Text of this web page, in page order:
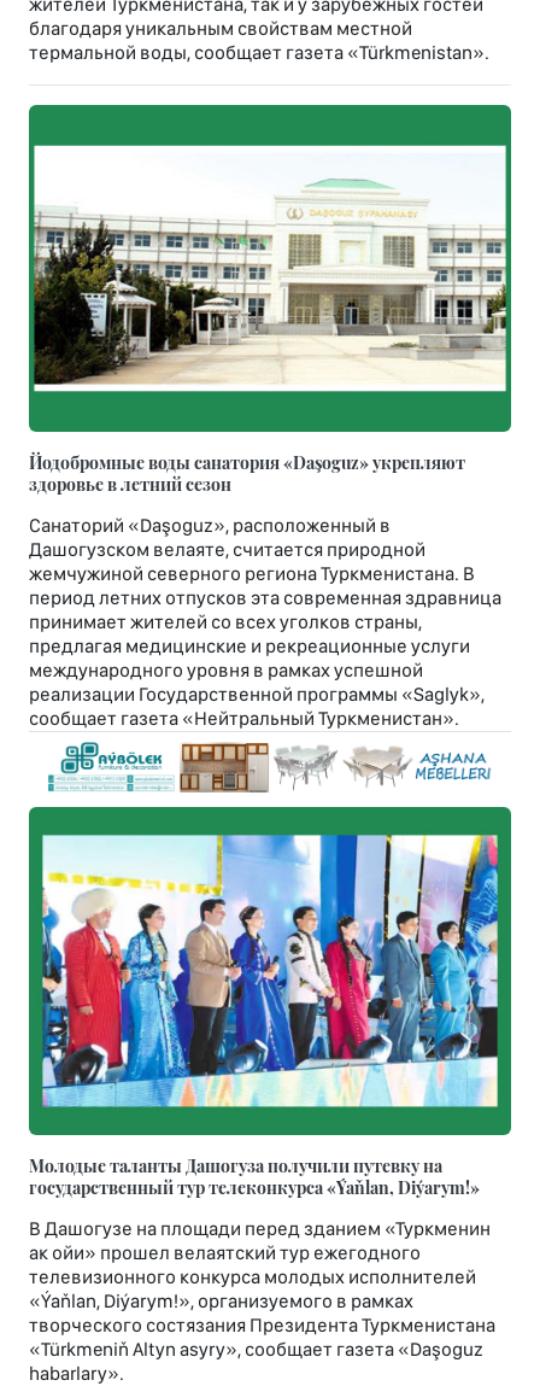
благодаря уникальным свойствам местной
термальной воды, сообщает газета «Türkmenistan».
Йодобромные воды санатория «Daşoguz» укрепляют
здоровье в летний сезон
Санаторий «Daşoguz», расположенный в
Дашогузском велаяте, считается природной
жемчужиной северного региона Туркменистана. В
период летних отпусков эта современная здравница
принимает жителей со всех уголков страны,
предлагая медицинские и рекреационные услуги
международного уровня в рамках успешной
реализации Государственной программы «Saglyk»,
сообщает газета «Нейтральный Туркменистан».
Молодые таланты Дашогуза получили путевку на
государственный тур телеконкурса «Ýaňlan, Diýarym!»
В Дашогузе на площади перед зданием «Туркменин
ак ойи» прошел велаятский тур ежегодного
телевизионного конкурса молодых исполнителей
«Ýaňlan, Diýarym!», организуемого в рамках
творческого состязания Президента Туркменистана
«Türkmeniň Altyn asyry», сообщает газета «Daşoguz
habarlary».